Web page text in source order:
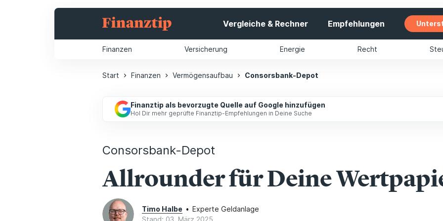
Vergleiche & Rechner Empfehlungen
Finanzen Versicherung Energie Recht
Start Finanzen Vermögensaufbau Consorsbank-Depot
Finanztip als bevorzugte Quelle auf Google hinzufügen
Hol Dir mehr geprüfte Finanztip-Empfehlungen in Deine Suche
Consorsbank-Depot
Allrounder für Deine
Timo Halbe • Experte Geldanlage
Stand: 03. März 2025